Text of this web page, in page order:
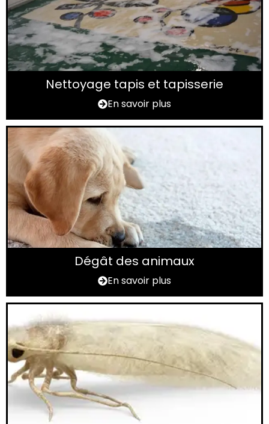
Nettoyage tapis et tapisserie
En savoir plus
Dégât des animaux
En savoir plus